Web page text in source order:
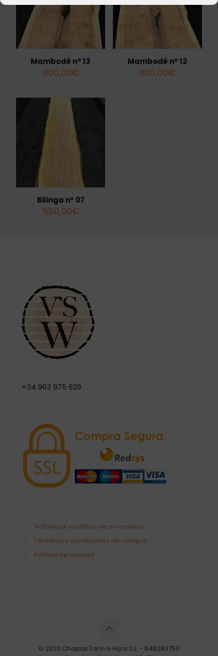
Mambodé nº 13
800,00€
Mambodé nº 12
800,00€
Bilinga nº 07
550,00€
+34 963 975 629
Nota legal y política de privacidad
Términos y condiciones de compra
Política de cookies
© 2020 Chapas Tarín e Hijos S.L. - B46283750